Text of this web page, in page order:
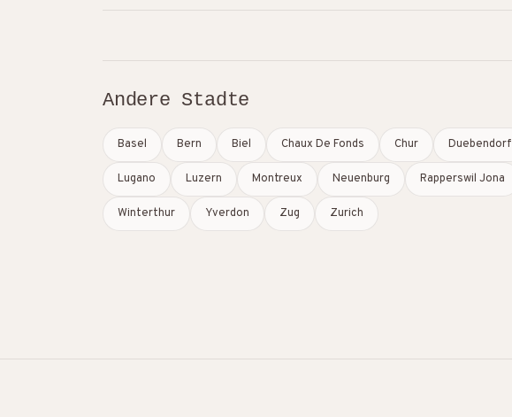
Andere Stadte
Basel Bern Biel Chaux De Fonds Chur Duebendorf
Lugano Luzern Montreux Neuenburg Rapperswil Jona
Winterthur Yverdon Zug Zurich